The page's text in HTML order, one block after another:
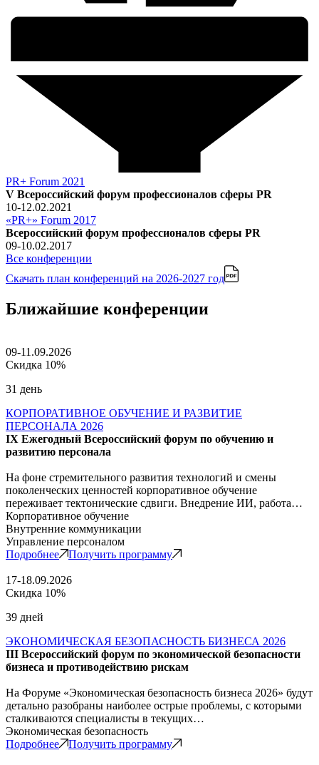
PR+ Forum 2021
V Всероссийский форум профессионалов сферы PR
10-12.02.2021
«PR+» Forum 2017
Всероссийский форум профессионалов сферы PR
09-10.02.2017
Все конференции
Скачать план конференций на 2026-2027 год
Ближайшие конференции
09-11.09.2026
Скидка 10%
31 день
КОРПОРАТИВНОЕ ОБУЧЕНИЕ И РАЗВИТИЕ
ПЕРСОНАЛА 2026
IX Ежегодный Всероссийский форум по обучению и
развитию персонала
На фоне стремительного развития технологий и смены
поколенческих ценностей корпоративное обучение
переживает тектонические сдвиги. Внедрение ИИ, работа…
Корпоративное обучение
Внутренние коммуникации
Управление персоналом
Подробнее
Получить программу
17-18.09.2026
Скидка 10%
39 дней
ЭКОНОМИЧЕСКАЯ БЕЗОПАСНОСТЬ БИЗНЕСА 2026
III Всероссийский форум по экономической безопасности
бизнеса и противодействию рискам
На Форуме «Экономическая безопасность бизнеса 2026» будут
детально разобраны наиболее острые проблемы, с которыми
сталкиваются специалисты в текущих…
Экономическая безопасность
Подробнее
Получить программу